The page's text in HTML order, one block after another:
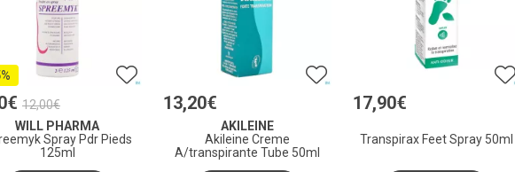
€ 12,00€
WILL PHARMA
Spray Pdr Pieds
125ml
13,20€
AKILEINE
Akileine Creme
A/transpirante Tube 50ml
17,90€
Transpirax Feet Spray 50ml